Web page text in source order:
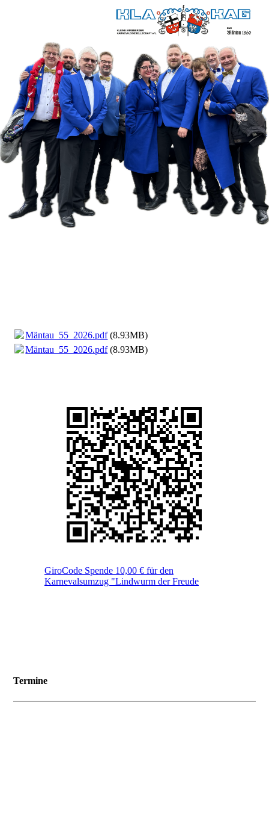
Mäntau_55_2026.pdf(8.93MB)
Mäntau_55_2026.pdf(8.93MB)
GiroCode Spende 10,00 € für den
Karnevalsumzug "Lindwurm der Freude
Termine